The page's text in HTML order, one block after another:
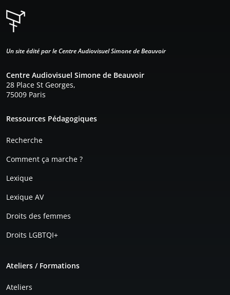
Un site édité par le Centre Audiovisuel Simone de Beauvoir
Centre Audiovisuel Simone de Beauvoir
28 Place St Georges,
75009 Paris
Ressources Pédagogiques
Recherche
Comment ça marche ?
Lexique
Lexique AV
Droits des femmes
Droits LGBTQI+
Ateliers / Formations
Ateliers